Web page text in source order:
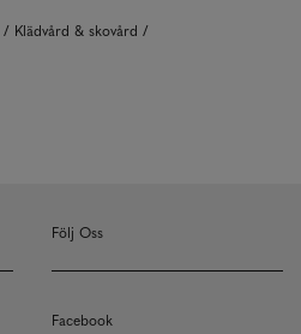
Klädvård & skovård
Följ Oss
Facebook